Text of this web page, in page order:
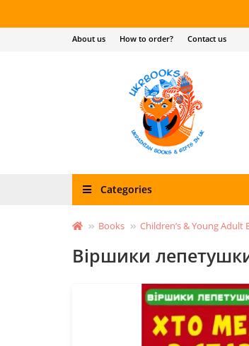
About us How to order? Contact us
Categories
Books Children’s & Young Adult
Віршики